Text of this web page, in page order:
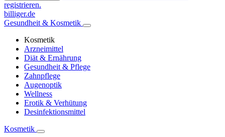
registrieren.
billiger.de
Gesundheit & Kosmetik
Kosmetik
Arzneimittel
Diät & Ernährung
Gesundheit & Pflege
Zahnpflege
Augenoptik
Wellness
Erotik & Verhütung
Desinfektionsmittel
Kosmetik